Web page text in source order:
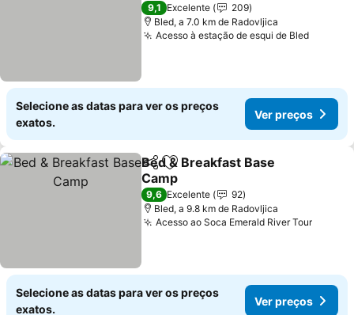
9,1 Excelente
209
Bled, a 7.0 km de Radovljica
Acesso à estação de esqui de Bled
Selecione as datas para ver os preços
exatos.
Ver preços
PartilharAdicionar aos favoritos
Bed & Breakfast Base
Camp
9,6 Excelente
92
Bled, a 9.8 km de Radovljica
Acesso ao Soca Emerald River Tour
Selecione as datas para ver os preços
exatos.
Ver preços